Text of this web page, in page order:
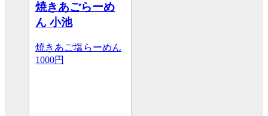
焼きあごらーめ
ん 小池
焼きあご塩らーめん
1000円